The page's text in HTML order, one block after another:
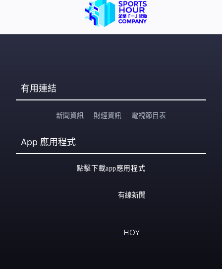
有用連結
新聞資訊 財經資訊 電視節目表
App 應用程式
點擊下載app應用程式
有線新聞
HOY